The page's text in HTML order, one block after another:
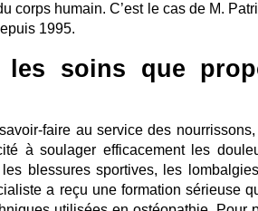
corps humain. C’est le cas de M.
1995.
les soins que
faire au service des
à soulager efficacement les
blessures sportives, les
a reçu une formation sérieuse